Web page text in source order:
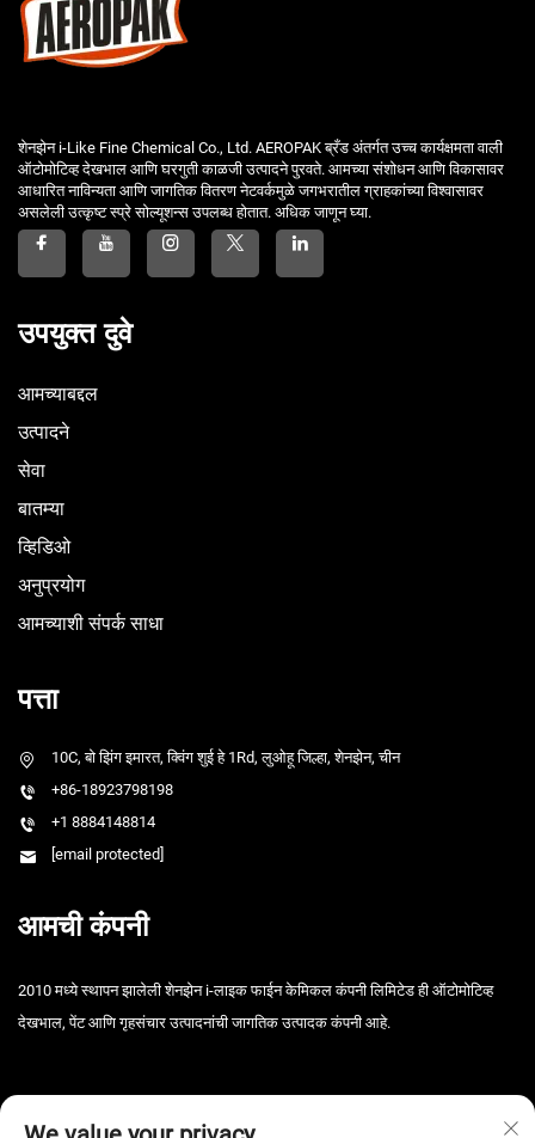
शेनझेन i-Like Fine Chemical Co., Ltd. AEROPAK ब्रँड अंतर्गत उच्च कार्यक्षमता वाली
ऑटोमोटिव्ह देखभाल आणि घरगुती काळजी उत्पादने पुरवते. आमच्या संशोधन आणि विकासावर
आधारित नाविन्यता आणि जागतिक वितरण नेटवर्कमुळे जगभरातील ग्राहकांच्या विश्वासावर
असलेली उत्कृष्ट स्प्रे सोल्यूशन्स उपलब्ध होतात. अधिक जाणून घ्या.
उपयुक्त दुवे
आमच्याबद्दल
उत्पादने
सेवा
बातम्या
व्हिडिओ
अनुप्रयोग
आमच्याशी संपर्क साधा
पत्ता
10C, बो झिंग इमारत, क्विंग शुई हे 1Rd, लुओहू जिल्हा, शेनझेन, चीन
+86-18923798198
+1 8884148814
[email protected]
आमची कंपनी
2010 मध्ये स्थापन झालेली शेनझेन i-लाइक फाईन केमिकल कंपनी लिमिटेड ही ऑटोमोटिव्ह
देखभाल, पेंट आणि गृहसंचार उत्पादनांची जागतिक उत्पादक कंपनी आहे.